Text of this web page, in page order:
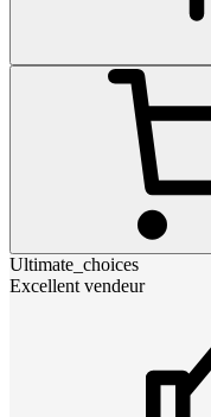
Ultimate_choices
Excellent vendeur